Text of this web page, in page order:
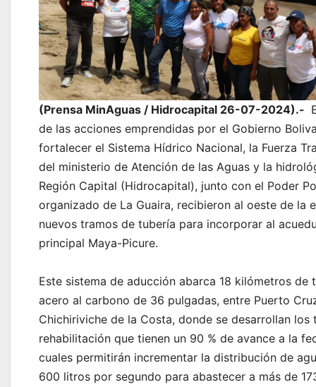
(Prensa MinAguas / Hidrocapital 26-07-2024).-
de las acciones emprendidas por el Gobierno
fortalecer el Sistema Hídrico Nacional, la Fuerza
del ministerio de Atención de las Aguas y la
Región Capital (Hidrocapital), junto con el Poder
organizado de La Guaira, recibieron al oeste de la
nuevos tramos de tubería para incorporar al
principal Maya-Picure.
Este sistema de aducción abarca 18 kilómetros de
acero al carbono de 36 pulgadas, entre Puerto
Chichiriviche de la Costa, donde se desarrollan los
rehabilitación que tienen un 90 % de avance a la
cuales permitirán incrementar la distribución de
600 litros por segundo para abastecer a más de